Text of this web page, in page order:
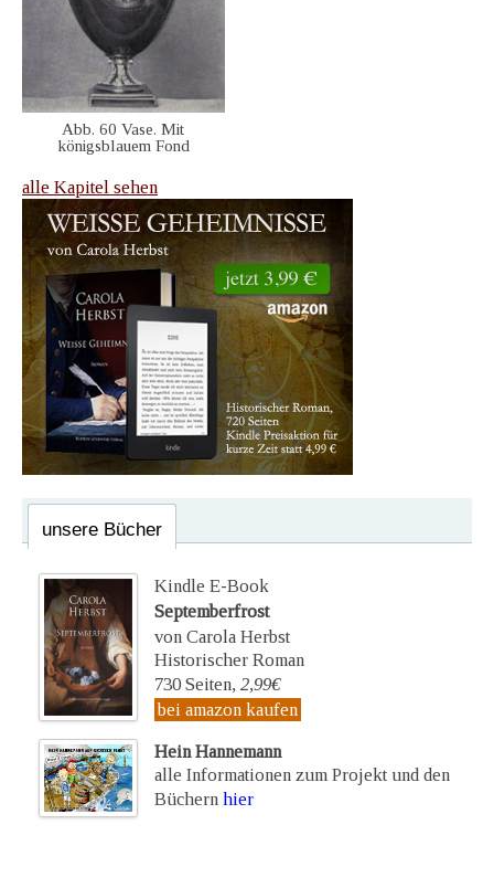
Abb. 60 Vase. Mit
königsblauem Fond
alle Kapitel sehen
unsere Bücher
Kindle E-Book
Septemberfrost
von Carola Herbst
Historischer Roman
730 Seiten, 2,99€
bei amazon kaufen
Hein Hannemann
alle Informationen zum Projekt und den
Büchern hier